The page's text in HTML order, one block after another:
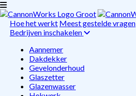
Hoe het werkt Meest gestelde vragen
Bedrijven inschakelen
Aannemer
Dakdekker
Gevelonderhoud
Glaszetter
Glazenwasser